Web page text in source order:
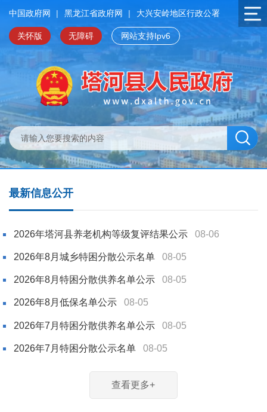
中国政府网 | 黑龙江省政府网 | 大兴安岭地区行政公署
关怀版 无障碍 网站支持Ipv6
最新信息公开
2026年塔河县养老机构等级复评结果公示 08-06
2026年8月城乡特困分散公示名单 08-05
2026年8月特困分散供养名单公示 08-05
2026年8月低保名单公示 08-05
2026年7月特困分散供养名单公示 08-05
2026年7月特困分散公示名单 08-05
查看更多+